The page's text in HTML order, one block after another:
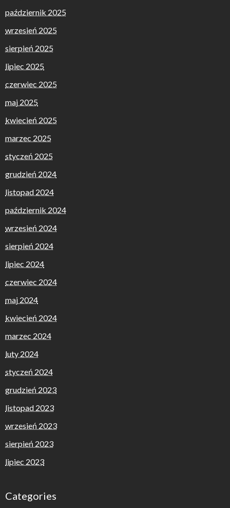
październik 2025
wrzesień 2025
sierpień 2025
lipiec 2025
czerwiec 2025
maj 2025
kwiecień 2025
marzec 2025
styczeń 2025
grudzień 2024
listopad 2024
październik 2024
wrzesień 2024
sierpień 2024
lipiec 2024
czerwiec 2024
maj 2024
kwiecień 2024
marzec 2024
luty 2024
styczeń 2024
grudzień 2023
listopad 2023
wrzesień 2023
sierpień 2023
lipiec 2023
Categories